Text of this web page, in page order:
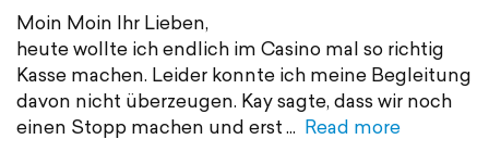
Moin Moin Ihr Lieben,
heute wollte ich endlich im Casino mal so richtig
Kasse machen. Leider konnte ich meine Begleitung
davon nicht überzeugen. Kay sagte, dass wir noch
einen Stopp machen und erst
Read more